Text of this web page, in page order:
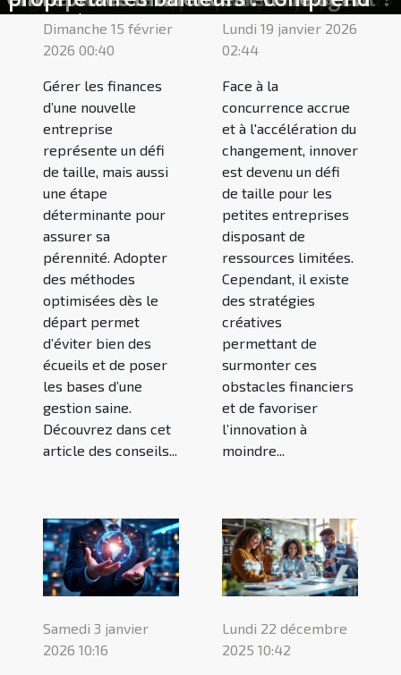
contrats ?
entreprise ?
épargnants en 2026 ?
?
associations en 2026 ?
entreprise ?
Dimanche 15 février
2026 00:40
Gérer les finances
d’une nouvelle
entreprise
représente un défi
de taille, mais aussi
une étape
déterminante pour
assurer sa
pérennité. Adopter
des méthodes
optimisées dès le
départ permet
d’éviter bien des
écueils et de poser
les bases d’une
gestion saine.
Découvrez dans cet
article des conseils...
budget limité?Lundi 19 janvier 2026
02:44
Face à la
concurrence accrue
et à l'accélération du
changement, innover
est devenu un défi
de taille pour les
petites entreprises
disposant de
ressources limitées.
Cependant, il existe
des stratégies
créatives
permettant de
surmonter ces
obstacles financiers
et de favoriser
l’innovation à
moindre...
en ligne
Samedi 3 janvier
2026 10:16
entreprises ?
Lundi 22 décembre
2025 10:42
entreprise
services financiers en 2024
aux consommateurs dans le secteur
de l'énergie
la législation pour une gestion
locative sereine